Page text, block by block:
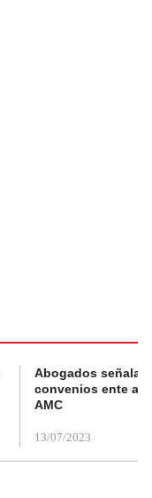
Abogados
convenios ente
AMC
13/07/2023